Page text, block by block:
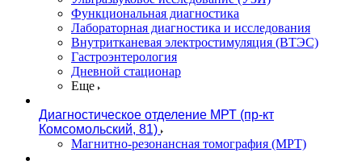
Функциональная диагностика
Лабораторная диагностика и исследования
Внутритканевая электростимуляция (ВТЭС)
Гастроэнтерология
Дневной стационар
Еще
Диагностическое отделение МРТ (пр-кт
Комсомольский, 81)
Магнитно-резонансная томография (МРТ)